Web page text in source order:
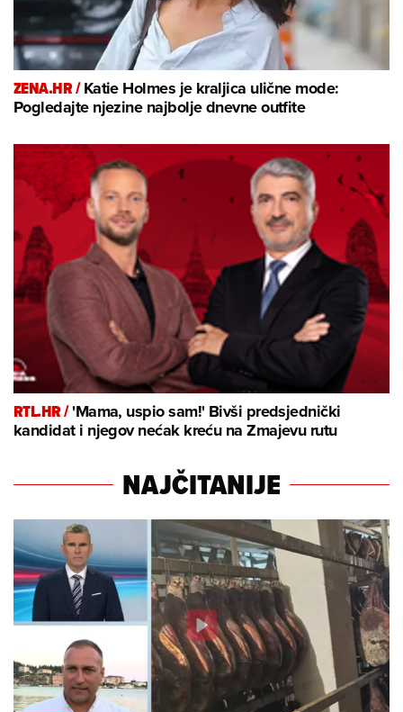
ZENA.HR /Katie Holmes je kraljica ulične mode:
Pogledajte njezine najbolje dnevne outfite
RTL.HR /'Mama, uspio sam!' Bivši predsjednički
kandidat i njegov nećak kreću na Zmajevu rutu
NAJČITANIJE